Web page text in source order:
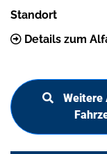
Standort
Details zum
Weitere